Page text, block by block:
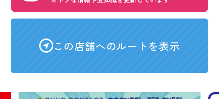
この店舗へのルートを表示